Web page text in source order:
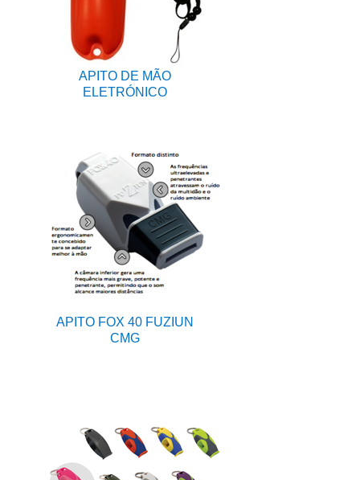
APITO DE MÃO
ELETRÓNICO
APITO FOX 40 FUZIUN
CMG